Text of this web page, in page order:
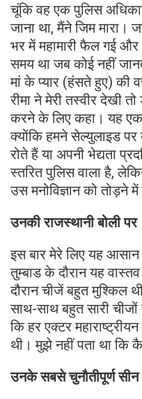
चूंकि वह एक पुलिस
जाना था, मैंने जिम मारा।
भर में महामारी फैल गई
समय था जब कोई नहीं
मां के प्यार (हंसते हुए) की
रीमा ने मेरी तस्वीर
करने के लिए कहा। यह एक
क्योंकि हमने सेल्युलाइड
रोते हैं या अपनी भेद्यता
स्तरित पुलिस वाला है,
उस मनोविज्ञान को तोड़ने
उनकी राजस्थानी बोली पर
इस बार मेरे लिए यह
तुम्बाड के दौरान यह
दौरान चीजें बहुत मुश्किल
साथ-साथ बहुत सारी
कि हर एक्टर
थी। मुझे नहीं पता था कि
उनके सबसे चुनौतीपूर्ण सीन